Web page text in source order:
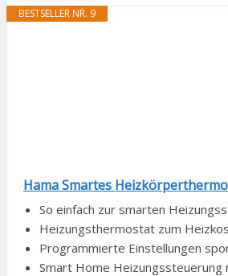
BESTSELLER NR. 9
Hama Smartes
So einfach zur smarten
Heizungsthermostat zum
Programmierte Einstellungen
Smart Home Heizungssteuerung